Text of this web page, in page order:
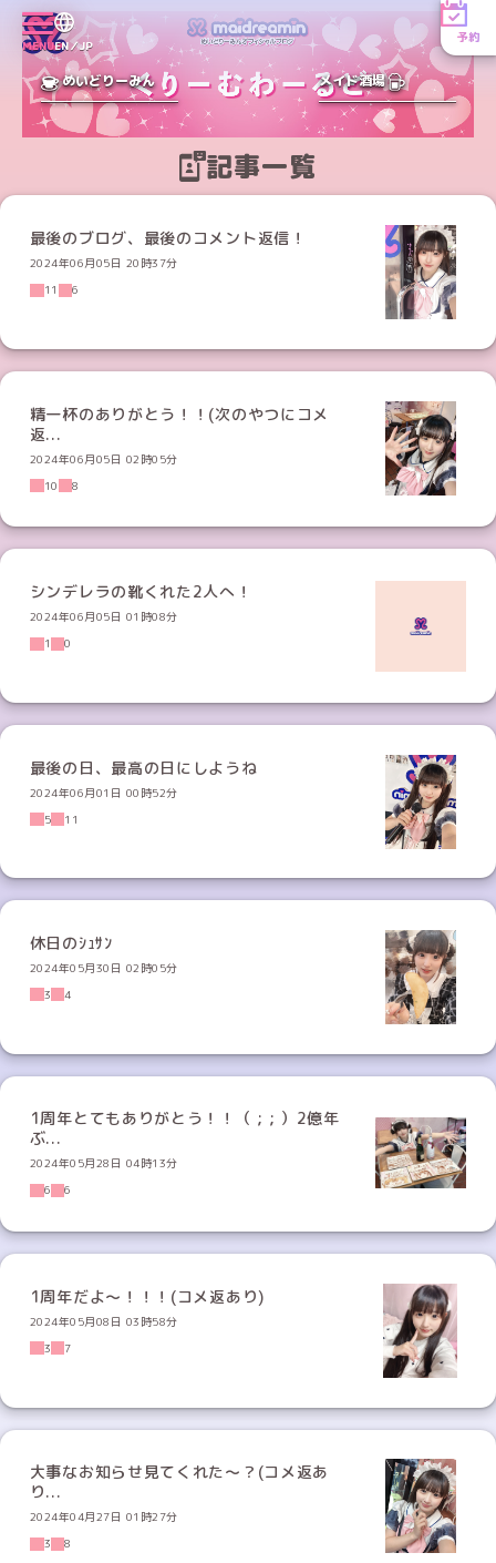
MENUEN／JP
予約
めいどりーみん メイド酒場
記事一覧
最後のブログ、最後のコメント返信！
2024年06月05日 20時37分
11
6
精一杯のありがとう！！(次のやつにコメ
返...
2024年06月05日 02時05分
10
8
シンデレラの靴くれた2人へ！
2024年06月05日 01時08分
1
0
最後の日、最高の日にしようね
2024年06月01日 00時52分
5
11
休日のｼｭｻﾝ
2024年05月30日 02時05分
3
4
1周年とてもありがとう！！（ ; ; ）2億年
ぶ...
2024年05月28日 04時13分
6
6
1周年だよ〜！！！(コメ返あり)
2024年05月08日 03時58分
3
7
大事なお知らせ見てくれた〜？(コメ返あ
り...
2024年04月27日 01時27分
3
8